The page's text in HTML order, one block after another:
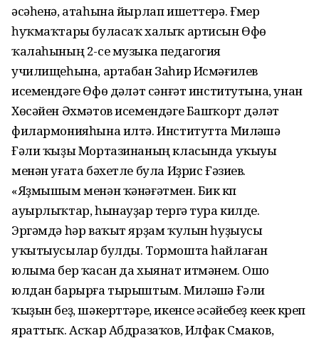
әсәһенә, атаһына йырлап ишеттерә. Ғүмер
һуҡмаҡтары буласаҡ халыҡ артисын Өфө
ҡалаһының 2-се музыка педагогия
училищеһына, артабан Заһир Исмәғилев
исемендәге Өфө дәүләт сәнғәт институтына, унан
Хөсәйен Әхмәтов исемендәге Башҡорт дәүләт
филармонияһына илтә. Институтта Миләүшә
Ғәли ҡыҙы Мортазинаның класында уҡыуы
менән уғата бәхетле була Иҙрис Ғәзиев.
«Яҙмышым менән ҡәнәғәтмен. Бик күп
ауырлыҡтар, һынауҙар үтергә тура килде.
Эргәмдә һәр ваҡыт ярҙам ҡулын һуҙыусы
уҡытыусылар булды. Тормошта һайлаған
юлыма бер ҡасан да хыянат итмәнем. Ошо
юлдан барырға тырыштым. Миләүшә Ғәли
ҡыҙын беҙ, шәкерттәре, икенсе әсәйебеҙ кеүек күреп
яраттыҡ. Асҡар Абдразаҡов, Илфак Смаков,